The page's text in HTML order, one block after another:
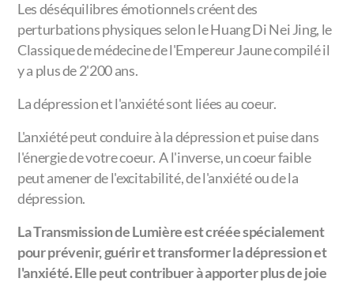
Les déséquilibres émotionnels créent des
perturbations physiques selon le Huang Di Nei Jing, le
Classique de médecine de l'Empereur Jaune compilé il
y a plus de 2'200 ans.
La dépression et l'anxiété sont liées au coeur.
L'anxiété peut conduire à la dépression et puise dans
l'énergie de votre coeur. A l'inverse, un coeur faible
peut amener de l'excitabilité, de l'anxiété ou de la
dépression.
La Transmission de Lumière est créée spécialement
pour prévenir, guérir et transformer la dépression et
l'anxiété. Elle peut contribuer à apporter plus de joie